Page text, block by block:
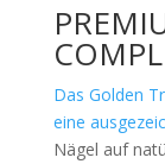
Das Golden
eine
Nägel auf